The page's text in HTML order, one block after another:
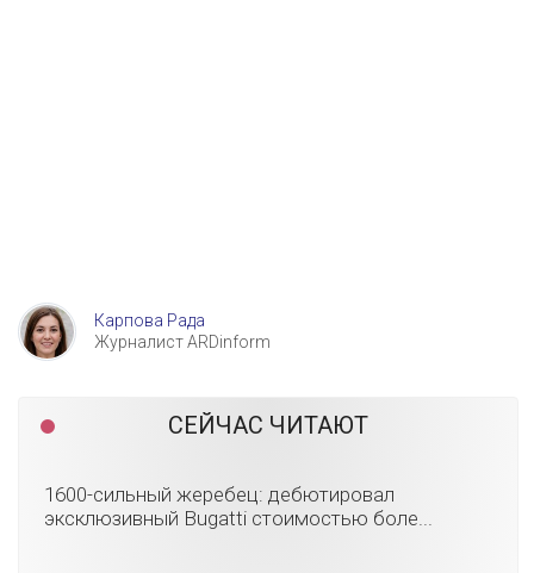
Карпова Рада
Журналист ARDinform
СЕЙЧАС ЧИТАЮТ
1600-сильный жеребец: дебютировал
эксклюзивный Bugatti стоимостью боле...